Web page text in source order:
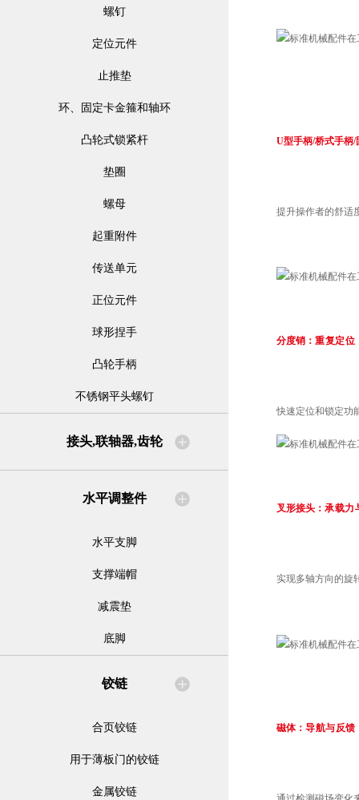
螺钉
定位元件
止推垫
环、固定卡金箍和轴环
凸轮式锁紧杆
垫圈
螺母
起重附件
传送单元
正位元件
球形捏手
凸轮手柄
不锈钢平头螺钉
接头,联轴器,齿轮
水平调整件
水平支脚
支撑端帽
减震垫
底脚
铰链
合页铰链
用于薄板门的铰链
金属铰链
U型手柄/桥式手柄/
提升操作者的舒适
分度销： 重复定位
快速定位和锁定功
叉形接头： 承载力
实现多轴方向的旋
磁体： 导航与反馈